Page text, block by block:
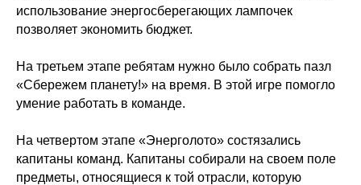
использование энергосберегающих лампочек
позволяет экономить бюджет.
На третьем этапе ребятам нужно было собрать пазл
«Сбережем планету!» на время. В этой игре помогло
умение работать в команде.
На четвертом этапе «Энерголото» состязались
капитаны команд. Капитаны собирали на своем поле
предметы, относящиеся к той отрасли, которую